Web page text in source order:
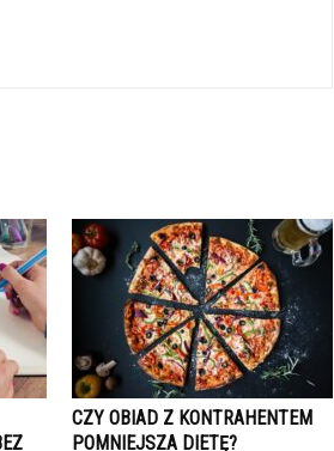
CZY OBIAD Z KONTRAHENTEM
POMNIEJSZA DIETĘ?